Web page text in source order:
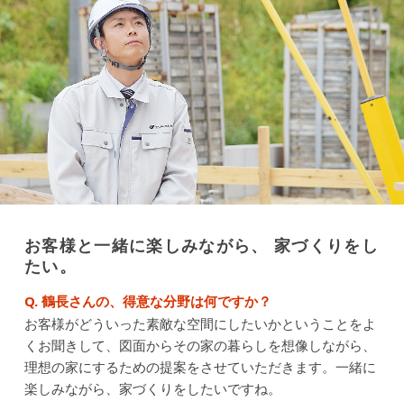
お客様と一緒に楽しみながら、 家づくりをし
たい。
Q. 鶴長さんの、得意な分野は何ですか？
お客様がどういった素敵な空間にしたいかということをよ
くお聞きして、図面からその家の暮らしを想像しながら、
理想の家にするための提案をさせていただきます。一緒に
楽しみながら、家づくりをしたいですね。